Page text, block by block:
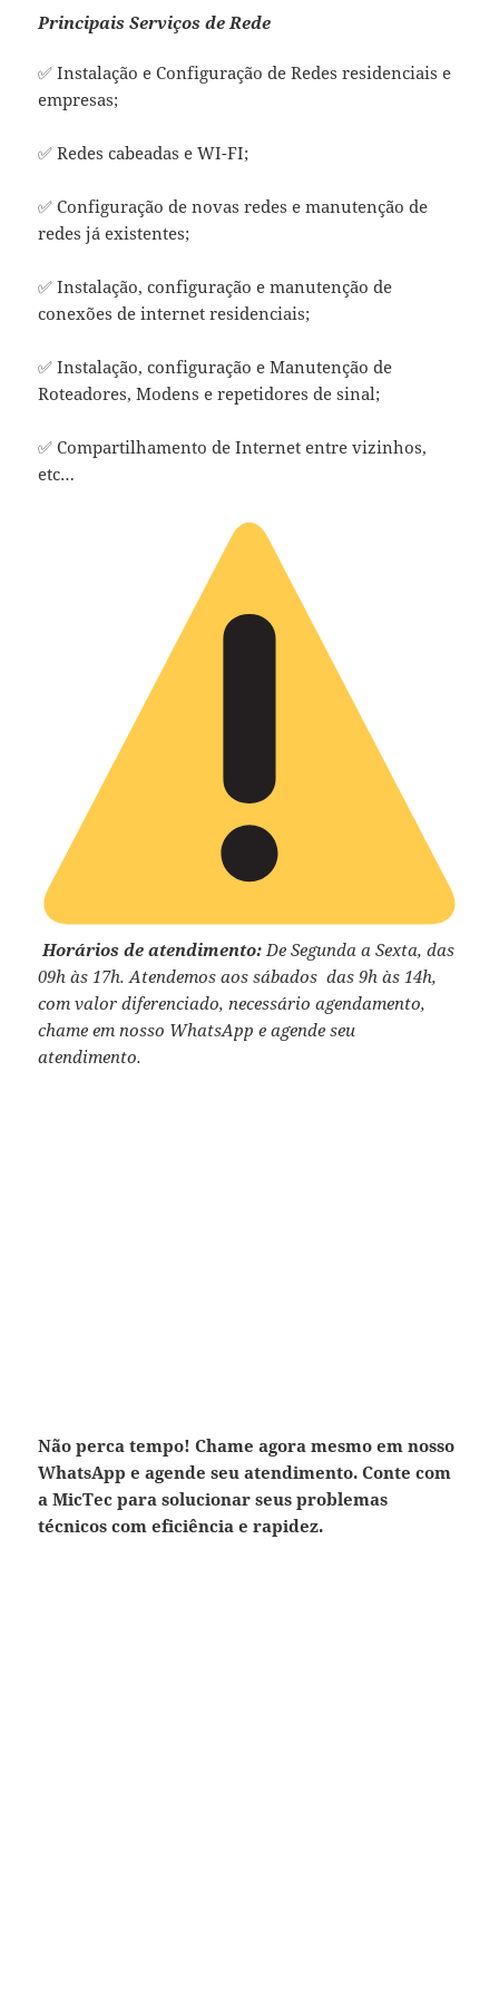
Principais Serviços de Rede
✅ Instalação e Configuração de Redes residenciais e
empresas;
✅ Redes cabeadas e WI-FI;
✅ Configuração de novas redes e manutenção de
redes já existentes;
✅ Instalação, configuração e manutenção de
conexões de internet residenciais;
✅ Instalação, configuração e Manutenção de
Roteadores, Modens e repetidores de sinal;
✅ Compartilhamento de Internet entre vizinhos,
etc…
Horários de atendimento:De Segunda a Sexta, das
09h às 17h. Atendemos aos sábados das 9h às 14h,
com valor diferenciado, necessário agendamento,
chame em nosso WhatsApp e agende seu
atendimento.
Não perca tempo! Chame agora mesmo em nosso
WhatsApp e agende seu atendimento. Conte com
a MicTec para solucionar seus problemas
técnicos com eficiência e rapidez.